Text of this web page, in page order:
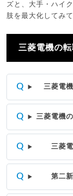
ズと、大手・ハイ
肢を最大化してみ
三菱電機の
三菱電
三菱電機
三菱
第二